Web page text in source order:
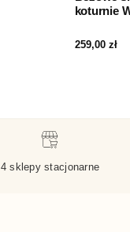
koturnie
259,00 zł
4 sklepy stacjonarne